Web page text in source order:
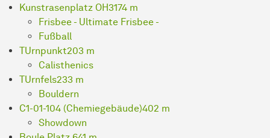
Kunstrasenplatz OH3174 m
Frisbee - Ultimate Frisbee -
Fußball
TUrnpunkt203 m
Calisthenics
TUrnfels233 m
Bouldern
C1-01-104 (Chemiegebäude)402 m
Showdown